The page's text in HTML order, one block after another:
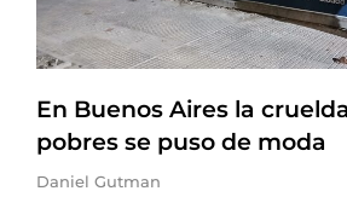
En Buenos Aires la
pobres se puso de moda
Daniel Gutman